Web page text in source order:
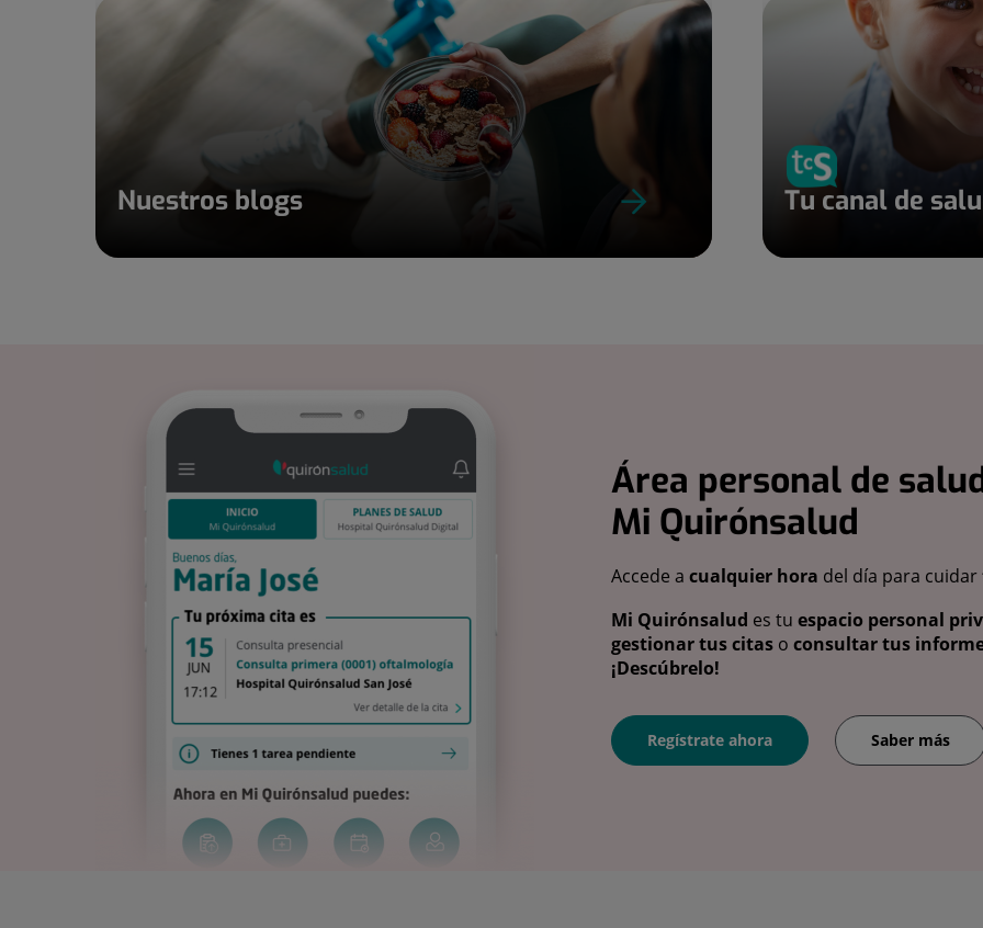
Nuestros blogs Tu canal de
Área personal de
Mi Quirónsalud
Accede a cualquier hora del día para cuidar
Mi Quirónsalud es tu espacio personal
gestionar tus citas o consultar tus
¡Descúbrelo!
Regístrate ahora Saber más